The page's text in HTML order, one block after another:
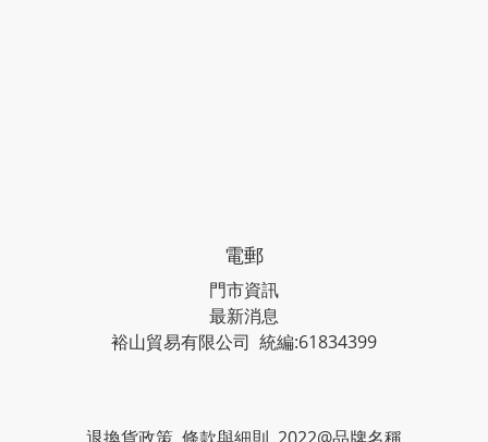
電郵
門市資訊
最新消息
裕山貿易有限公司 統編:61834399